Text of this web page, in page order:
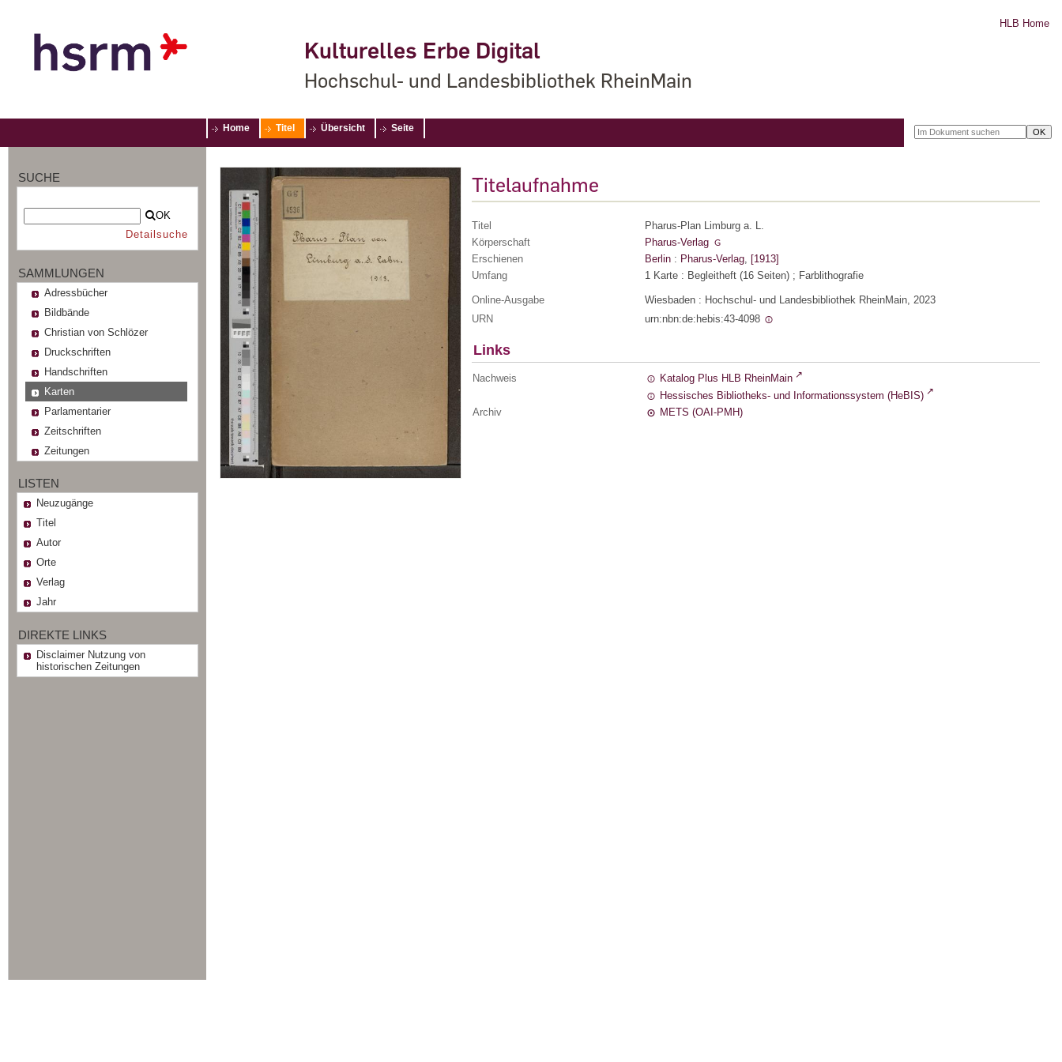
Kulturelles Erbe Digital
Hochschul- und Landesbibliothek RheinMain
HLB Home
Home Titel Übersicht Seite
SUCHE
OK
Detailsuche
SAMMLUNGEN
Adressbücher
Bildbände
Christian von Schlözer
Druckschriften
Handschriften
Karten
Parlamentarier
Zeitschriften
Zeitungen
LISTEN
Neuzugänge
Titel
Autor
Orte
Verlag
Jahr
DIREKTE LINKS
Disclaimer Nutzung von
historischen Zeitungen
Titelaufnahme
Titel
Pharus-Plan Limburg a. L.
Körperschaft
Pharus-Verlag
Erschienen
Berlin : Pharus-Verlag, [1913]
Umfang
1 Karte : Begleitheft (16 Seiten) ; Farblithografie
Online-Ausgabe
Wiesbaden : Hochschul- und Landesbibliothek RheinMain, 2023
URN
urn:nbn:de:hebis:43-4098
Links
Nachweis
Katalog Plus HLB RheinMain
Hessisches Bibliotheks- und Informationssystem (HeBIS)
Archiv
METS (OAI-PMH)